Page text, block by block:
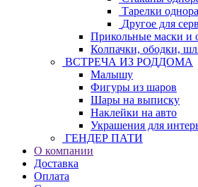
Тарелки
Другое для
Прикольные маски и
Колпачки, ободки,
ВСТРЕЧА ИЗ РОДДОМА
Малышу
Фигуры из шаров
Шары на выписку
Наклейки на авто
Украшения для
ГЕНДЕР ПАТИ
О компании
Доставка
Оплата